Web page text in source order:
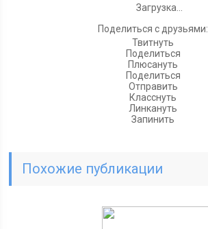
Загрузка...
Поделиться с друзьями:
Твитнуть
Поделиться
Плюсануть
Поделиться
Отправить
Класснуть
Линкануть
Запинить
Похожие публикации